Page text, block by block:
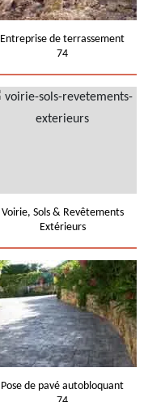
Entreprise de terrassement
74
Voirie, Sols & Revêtements
Extérieurs
Pose de pavé autobloquant